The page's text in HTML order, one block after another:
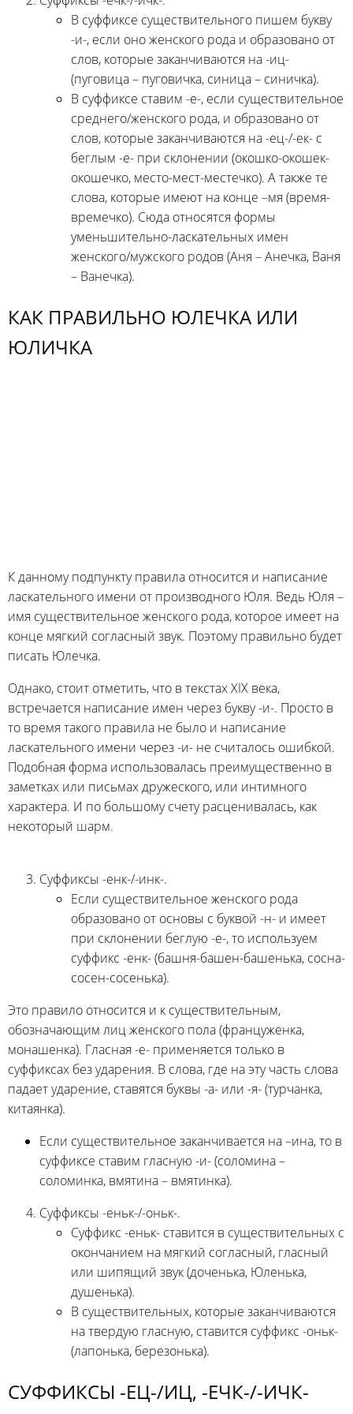
В суффиксе существительного пишем букву
-и-, если оно женского рода и образовано от
слов, которые заканчиваются на -иц-
(пуговица – пуговичка, синица – синичка).
В суффиксе ставим -е-, если существительное
среднего/женского рода, и образовано от
слов, которые заканчиваются на -ец-/-ек- с
беглым -е- при склонении (окошко-окошек-
окошечко, место-мест-местечко). А также те
слова, которые имеют на конце –мя (время-
времечко). Сюда относятся формы
уменьшительно-ласкательных имен
женского/мужского родов (Аня – Анечка, Ваня
– Ванечка).
КАК ПРАВИЛЬНО ЮЛЕЧКА ИЛИ
ЮЛИЧКА
К данному подпункту правила относится и написание
ласкательного имени от производного Юля. Ведь Юля –
имя существительное женского рода, которое имеет на
конце мягкий согласный звук. Поэтому правильно будет
писать Юлечка.
Однако, стоит отметить, что в текстах XIX века,
встречается написание имен через букву -и-. Просто в
то время такого правила не было и написание
ласкательного имени через -и- не считалось ошибкой.
Подобная форма использовалась преимущественно в
заметках или письмах дружеского, или интимного
характера. И по большому счету расценивалась, как
некоторый шарм.
Суффиксы -енк-/-инк-.
Если существительное женского рода
образовано от основы с буквой -н- и имеет
при склонении беглую -е-, то используем
суффикс -енк- (башня-башен-башенька, сосна-
сосен-сосенька).
Это правило относится и к существительным,
обозначающим лиц женского пола (француженка,
монашенка). Гласная -е- применяется только в
суффиксах без ударения. В слова, где на эту часть слова
падает ударение, ставятся буквы -а- или -я- (турчанка,
китаянка).
Если существительное заканчивается на –ина, то в
суффиксе ставим гласную -и- (соломина –
соломинка, вмятина – вмятинка).
Суффиксы -еньк-/-оньк-.
Суффикс -еньк- ставится в существительных с
окончанием на мягкий согласный, гласный
или шипящий звук (доченька, Юленька,
душенька).
В существительных, которые заканчиваются
на твердую гласную, ставится суффикс -оньк-
(лапонька, березонька).
СУФФИКСЫ -ЕЦ-/ИЦ, -ЕЧК-/-ИЧК-